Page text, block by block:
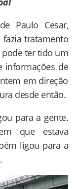
Paulo Cesar,
fazia tratamento
pode ter tido um
informações de
em direção
desde então.
para a gente.
que estava
ligou para a